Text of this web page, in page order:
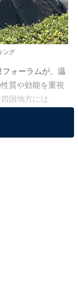
ング
フォーラムが、温
質や効能を重視
国地方には、
景観を楽しめる